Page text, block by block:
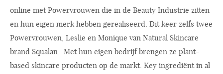
online met Powervrouwen die in de Beauty Industrie zitten
en hun eigen merk hebben gerealiseerd. Dit keer zelfs twee
Powervrouwen, Leslie en Monique van Natural Skincare
brand Squalan. Met hun eigen bedrijf brengen ze plant-
based skincare producten op de markt. Key ingrediënt in al